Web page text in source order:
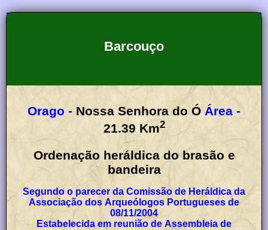
Barcouço
Orago - Nossa Senhora do Ó Área -
21.39 Km2
Ordenação heráldica do brasão e
bandeira
Segundo o parecer da Comissão de Heráldica da
Associação dos Arqueólogos Portugueses de
08/11/2004
Estabelecida em reunião de Assembleia de